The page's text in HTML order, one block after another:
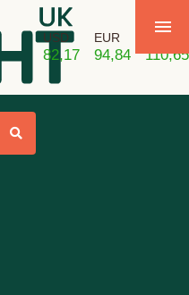
USD
82,17
EUR
94,84 110,65